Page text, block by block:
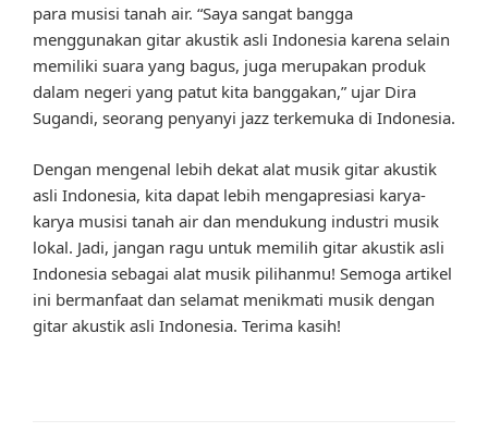
para musisi tanah air. “Saya sangat bangga
menggunakan gitar akustik asli Indonesia karena selain
memiliki suara yang bagus, juga merupakan produk
dalam negeri yang patut kita banggakan,” ujar Dira
Sugandi, seorang penyanyi jazz terkemuka di Indonesia.
Dengan mengenal lebih dekat alat musik gitar akustik
asli Indonesia, kita dapat lebih mengapresiasi karya-
karya musisi tanah air dan mendukung industri musik
lokal. Jadi, jangan ragu untuk memilih gitar akustik asli
Indonesia sebagai alat musik pilihanmu! Semoga artikel
ini bermanfaat dan selamat menikmati musik dengan
gitar akustik asli Indonesia. Terima kasih!